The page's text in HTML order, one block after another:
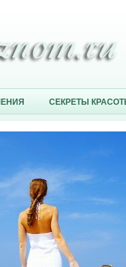
СЕКРЕТЫ